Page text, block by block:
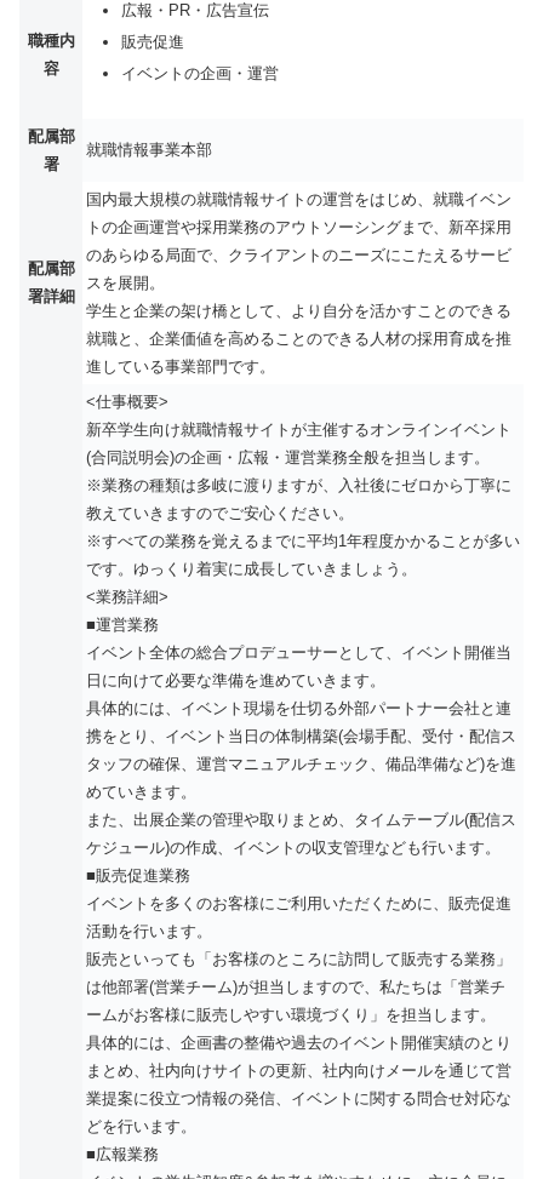
職種内
容
広報・PR・広告宣伝
販売促進
イベントの企画・運営
配属部
署
就職情報事業本部
配属部
署詳細
国内最大規模の就職情報サイトの運営をはじめ、就職イベン
トの企画運営や採用業務のアウトソーシングまで、新卒採用
のあらゆる局面で、クライアントのニーズにこたえるサービ
スを展開。
学生と企業の架け橋として、より自分を活かすことのできる
就職と、企業価値を高めることのできる人材の採用育成を推
進している事業部門です。
<仕事概要>
新卒学生向け就職情報サイトが主催するオンラインイベント
(合同説明会)の企画・広報・運営業務全般を担当します。
※業務の種類は多岐に渡りますが、入社後にゼロから丁寧に
教えていきますのでご安心ください。
※すべての業務を覚えるまでに平均1年程度かかることが多い
です。ゆっくり着実に成長していきましょう。
<業務詳細>
■運営業務
イベント全体の総合プロデューサーとして、イベント開催当
日に向けて必要な準備を進めていきます。
具体的には、イベント現場を仕切る外部パートナー会社と連
携をとり、イベント当日の体制構築(会場手配、受付・配信ス
タッフの確保、運営マニュアルチェック、備品準備など)を進
めていきます。
また、出展企業の管理や取りまとめ、タイムテーブル(配信ス
ケジュール)の作成、イベントの収支管理なども行います。
■販売促進業務
イベントを多くのお客様にご利用いただくために、販売促進
活動を行います。
販売といっても「お客様のところに訪問して販売する業務」
は他部署(営業チーム)が担当しますので、私たちは「営業チ
ームがお客様に販売しやすい環境づくり」を担当します。
具体的には、企画書の整備や過去のイベント開催実績のとり
まとめ、社内向けサイトの更新、社内向けメールを通じて営
業提案に役立つ情報の発信、イベントに関する問合せ対応な
どを行います。
■広報業務